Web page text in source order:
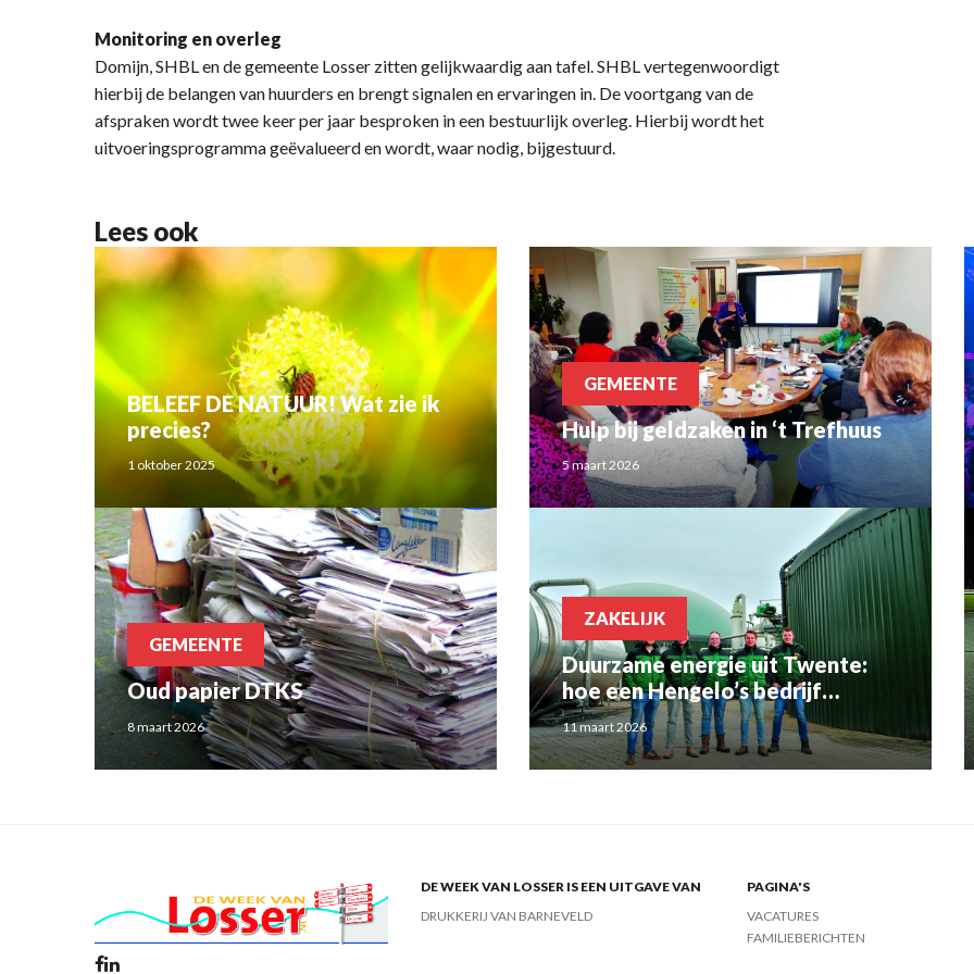
Monitoring en overleg
Domijn, SHBL en de gemeente Losser zitten gelijkwaardig aan tafel. SHBL vertegenwoordigt
hierbij de belangen van huurders en brengt signalen en ervaringen in. De voortgang van de
afspraken wordt twee keer per jaar besproken in een bestuurlijk overleg. Hierbij wordt het
uitvoeringsprogramma geëvalueerd en wordt, waar nodig, bijgestuurd.
Lees ook
BELEEF DE NATUUR! Wat zie ik
precies?
1 oktober 2025
GEMEENTE
Hulp bij geldzaken in ‘t Trefhuus
5 maart 2026
GEMEENTE
Oud papier DTKS
8 maart 2026
ZAKELIJK
Duurzame energie uit Twente:
hoe een Hengelo’s bedrijf
wereldwijd impact maakt
11 maart 2026
DE WEEK VAN LOSSER IS EEN UITGAVE VAN
DRUKKERIJ VAN BARNEVELD
PAGINA'S
VACATURES
FAMILIEBERICHTEN